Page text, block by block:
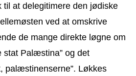
til at delegitimere den jødiske
ved at omskrive
de mange direkte løgne om
stat Palæstina” og det
palæstinenserne”. Løkkes